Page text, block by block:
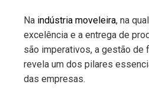
Na indústria moveleira, na
excelência e a entrega de
são imperativos, a gestão de
revela um dos pilares
das empresas.